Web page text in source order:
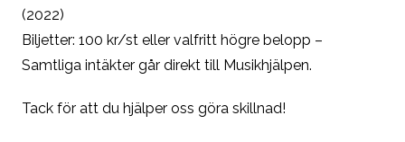
(2022)
Biljetter: 100 kr/st eller valfritt högre belopp –
Samtliga intäkter går direkt till Musikhjälpen.
Tack för att du hjälper oss göra skillnad!